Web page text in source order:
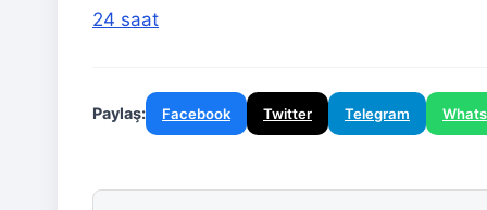
24 saat
Paylaş: Facebook Twitter Telegram